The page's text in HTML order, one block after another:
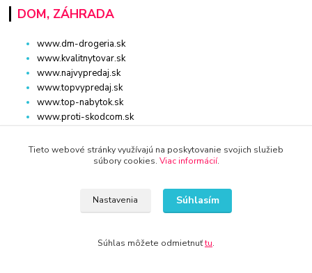
DOM, ZÁHRADA
www.dm-drogeria.sk
www.kvalitnytovar.sk
www.najvypredaj.sk
www.topvypredaj.sk
www.top-nabytok.sk
www.proti-skodcom.sk
www.superpredajca.sk
www.spotrebice-domace.sk
www.zahradnicek.sk
Tieto webové stránky využívajú na poskytovanie svojich služieb
súbory cookies. Viac informácií.
Nastavenia Súhlasím
Súhlas môžete odmietnuťtu.